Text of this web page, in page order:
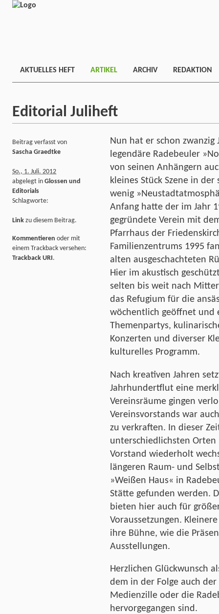
AKTUELLES HEFT ARTIKEL ARCHIV REDAKTION
Editorial Juliheft
Nun hat er schon zwanzig
legendäre Radebeuler
von seinen Anhängern
kleines Stück Szene in
wenig
Anfang hatte der im Jahr
gegründete Verein mit
Pfarrhaus der
Familienzentrums 1995
alten ausgeschachteten
Hier im akustisch
selten bis weit nach
das Refugium für die
wöchentlich geöffnet und
Themenpartys,
Konzerten und diverser
kulturelles Programm.
Nach kreativen Jahren
Jahrhundertflut eine
Vereinsräume gingen
Vereinsvorstands war
zu verkraften. In dieser
unterschiedlichsten
Vorstand wiederholt
längeren Raum- und
»Weißen Haus« in
Stätte gefunden werden.
bieten hier auch für
Voraussetzungen.
ihre Bühne, wie die
Ausstellungen.
Herzlichen Glückwunsch
dem in der Folge auch
Medienzille oder die
hervorgegangen sind.
Beitrag verfasst von
Sascha Graedtke
So., 1. Juli. 2012
abgelegt in Glossen und
Editorials
Schlagworte:
Link zu diesem Beitrag.
Kommentieren oder mit
einem Trackback versehen:
Trackback URI.